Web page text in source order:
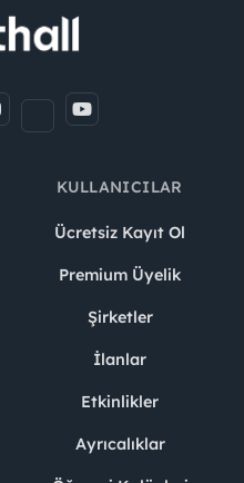
KULLANICILAR
Ücretsiz Kayıt Ol
Premium Üyelik
Şirketler
İlanlar
Etkinlikler
Ayrıcalıklar